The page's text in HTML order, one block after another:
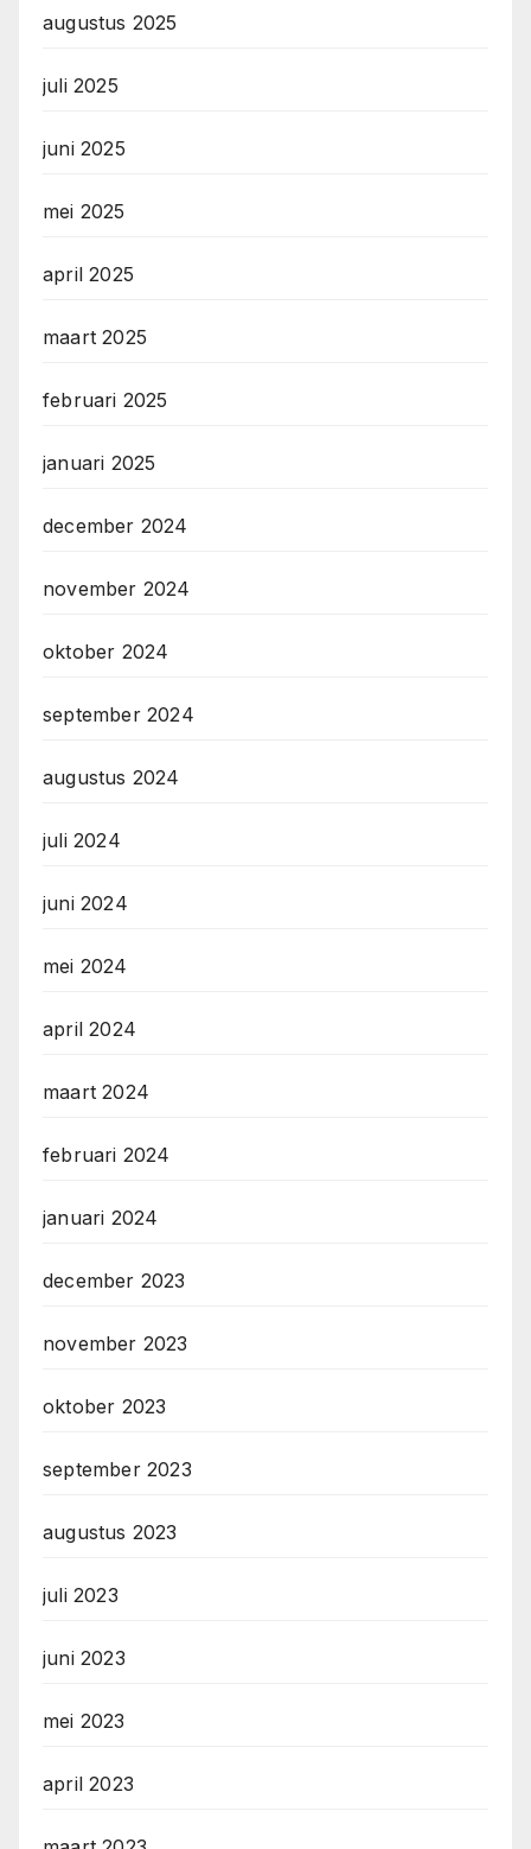
augustus 2025
juli 2025
juni 2025
mei 2025
april 2025
maart 2025
februari 2025
januari 2025
december 2024
november 2024
oktober 2024
september 2024
augustus 2024
juli 2024
juni 2024
mei 2024
april 2024
maart 2024
februari 2024
januari 2024
december 2023
november 2023
oktober 2023
september 2023
augustus 2023
juli 2023
juni 2023
mei 2023
april 2023